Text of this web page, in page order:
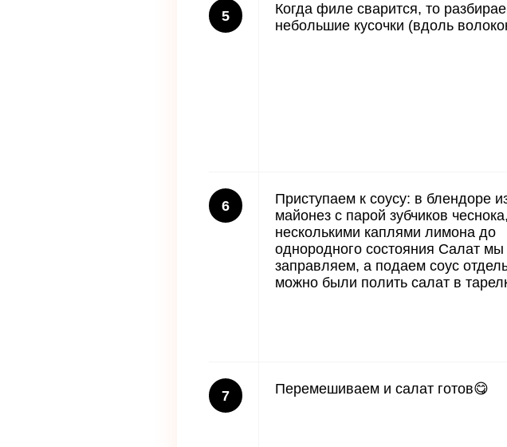
5
Когда филе сварится, то
небольшие кусочки (вдоль
6
Приступаем к соусу: в блендоре
майонез с парой зубчиков
несколькими каплями лимона до
однородного состояния Салат мы
заправляем, а подаем соус
можно были полить салат в
7 Перемешиваем и салат готов😋